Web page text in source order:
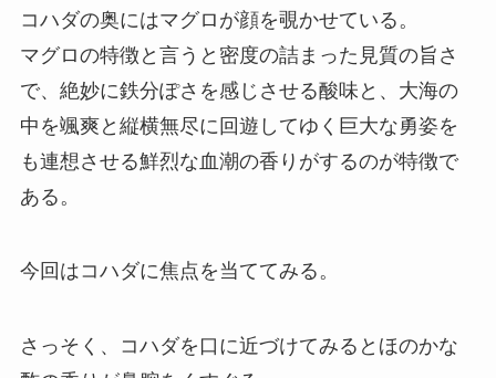
コハダの奥にはマグロが顔を覗かせている。
マグロの特徴と言うと密度の詰まった見質の旨さ
で、絶妙に鉄分ぽさを感じさせる酸味と、大海の
中を颯爽と縦横無尽に回遊してゆく巨大な勇姿を
も連想させる鮮烈な血潮の香りがするのが特徴で
ある。
今回はコハダに焦点を当ててみる。
さっそく、コハダを口に近づけてみるとほのかな